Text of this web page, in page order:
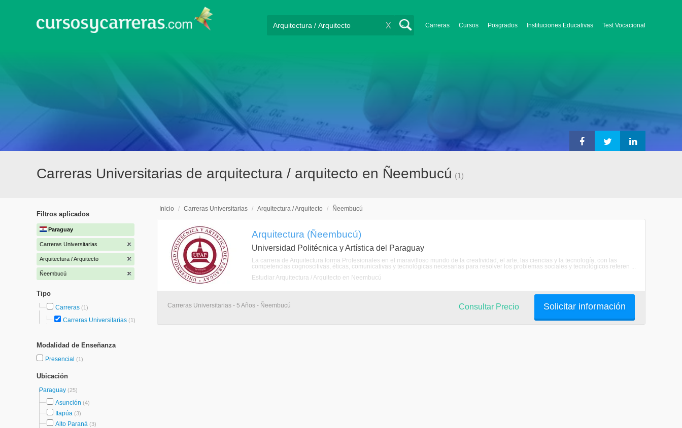
Carreras Cursos Posgrados Instituciones Educativas Test Vocacional
X
Carreras Universitarias de arquitectura / arquitecto en Ñeembucú (1)
Filtros aplicados
Paraguay
Carreras Universitarias
Arquitectura / Arquitecto
Ñeembucú
Tipo
Carreras (1)
Carreras Universitarias (1)
Modalidad de Enseñanza
Presencial (1)
Ubicación
Paraguay (25)
Asunción (4)
Itapúa (3)
Alto Paraná (3)
Inicio / Carreras Universitarias / Arquitectura / Arquitecto / Ñeembucú
Arquitectura (Ñeembucú)
Universidad Politécnica y Artística del Paraguay
La carrera de Arquitectura forma Profesionales en el maravilloso mundo de la creatividad, el arte, las ciencias y la tecnología, con las
competencias cognoscitivas, éticas, comunicativas y tecnológicas necesarias para resolver los problemas sociales y tecnológicos referen ...
Estudiar Arquitectura / Arquitecto en Ñeembucú
Carreras Universitarias - 5 Años - Ñeembucú Solicitar información
Consultar Precio